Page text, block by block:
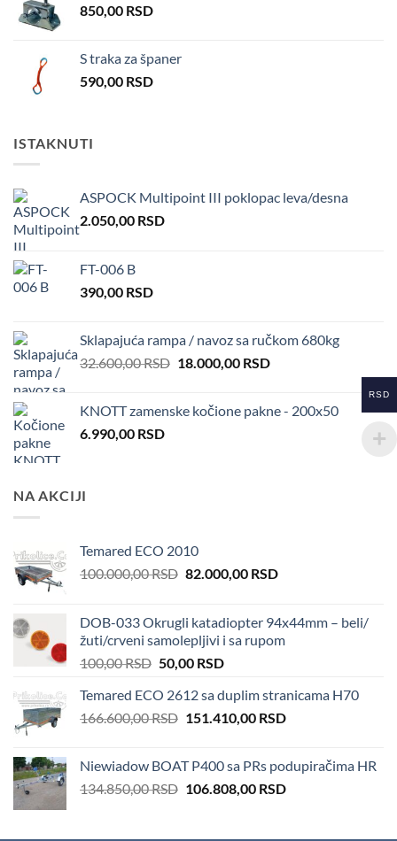
850,00 RSD
S traka za španer
590,00 RSD
ISTAKNUTI
ASPOCK Multipoint III poklopac leva/desna
2.050,00 RSD
FT-006 B
390,00 RSD
Sklapajuća rampa / navoz sa ručkom 680kg
32.600,00RSD Original
32.600,00 RSD.
18.000,00 RSDCurrent
18.000,00 RSD.
KNOTT zamenske kočione pakne - 200x50
6.990,00 RSD
NA AKCIJI
Temared ECO 2010
100.000,00RSD Original
100.000,00 RSD.
82.000,00 RSDCurrent
82.000,00 RSD.
DOB-033 Okrugli katadiopter 94x44mm – beli/
žuti/crveni samolepljivi i sa rupom
100,00RSD Original
was:
100,00 RSD.
50,00 RSDCurrent
is:
50,00 RSD.
Temared ECO 2612 sa duplim stranicama H70
166.600,00RSD Original
166.600,00 RSD.
151.410,00 RSDCurrent
151.410,00 RSD.
Niewiadow BOAT P400 sa PRs podupiračima HR
134.850,00RSD Original
106.808,00 RSDCurrent
RSD